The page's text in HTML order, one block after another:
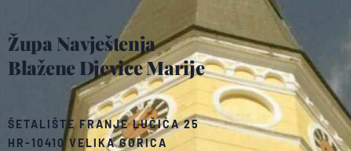
Župa Navještenja
Blažene Djevice Marije
ŠETALIŠTE FRANJE LUČIĆA 25
HR-10410 VELIKA GORICA